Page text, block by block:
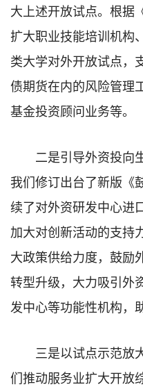
大上述开放试点。根据
扩大职业技能培训机构
类大学对外开放试点，
债期货在内的风险管理
基金投资顾问业务等。
二是引导外资投向
我们修订出台了新版《
续了对外资研发中心进
加大对创新活动的支持
大政策供给力度，鼓励
转型升级，大力吸引外
发中心等功能性机构，
三是以试点示范放
们推动服务业扩大开放